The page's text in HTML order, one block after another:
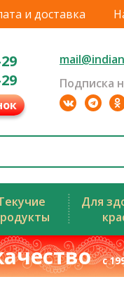
и доставка
Подписка
Для
с